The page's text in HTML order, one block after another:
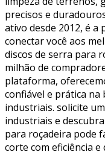
precisos e
ativo desde 2012, é
conectar você aos
discos de serra para
milhão de
plataforma,
confiável e prática na
industriais. solicite
industriais e
para roçadeira pode
corte com eficiência